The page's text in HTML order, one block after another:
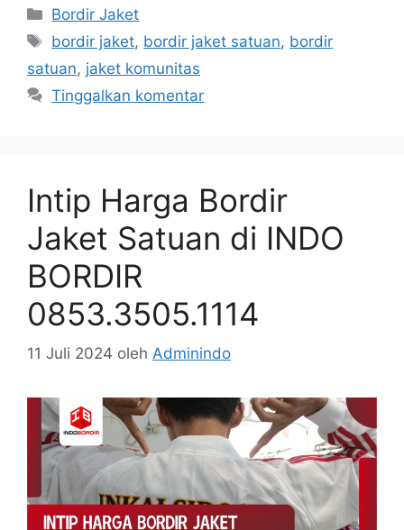
Kategori
Bordir Jaket
Tag
bordir jaket, bordir jaket satuan, bordir
satuan, jaket komunitas
Tinggalkan komentar
Intip Harga Bordir
Jaket Satuan di INDO
BORDIR
0853.3505.1114
11 Juli 2024 oleh Adminindo